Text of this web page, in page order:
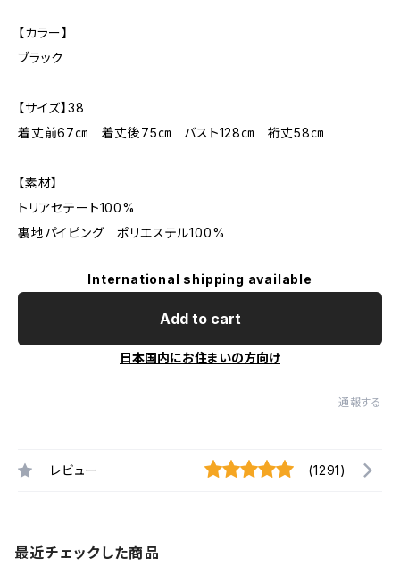
【カラー】
ブラック
【サイズ】38
着丈前67㎝ 着丈後75㎝ バスト128㎝ 裄丈58㎝
【素材】
トリアセテート100%
裏地パイピング ポリエステル100%
International shipping available
Add to cart
日本国内にお住まいの方向け
通報する
レビュー (1291)
最近チェックした商品